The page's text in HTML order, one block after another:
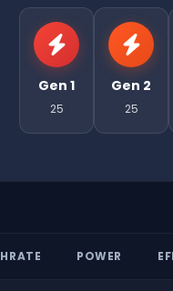
Gen 1
25
Gen 2
25
POWER